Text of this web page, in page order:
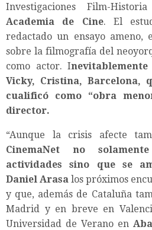
Investigaciones Film-
Academia de Cine. El
redactado un ensayo ameno,
sobre la filmografía del
como actor. I
Vicky, Cristina, Barcelona,
cualificó como “obra
director.
“Aunque la crisis afecte
CinemaNet no
actividades sino que se
Daniel Arasa los próximos
y que, además de Cataluña
Madrid y en breve en
Universidad de Verano en